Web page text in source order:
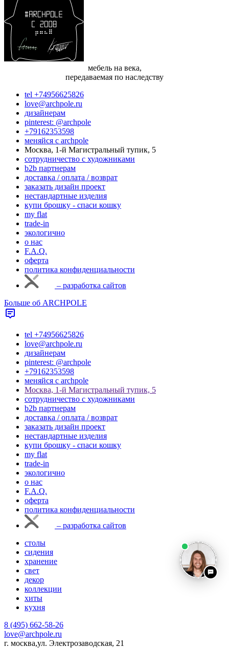
мебель на века,
передаваемая по наследству
tel +74956625826
love@archpole.ru
дизайнерам
pinterest: @archpole
+79162353598
меняйся с аrchpole
Москва, 1-й Магистральный тупик, 5
cотрудничество с художниками
b2b партнерам
доставка / оплата / возврат
заказать дизайн проект
нестандартные изделия
купи брошку - спаси кошку
my flat
trade-in
экологично
о нас
F.A.Q.
оферта
политика конфиденциальности
– разработка сайтов
Больше об ARCHPOLE
tel +74956625826
love@archpole.ru
дизайнерам
pinterest: @archpole
+79162353598
меняйся с аrchpole
Москва, 1-й Магистральный тупик, 5
cотрудничество с художниками
b2b партнерам
доставка / оплата / возврат
заказать дизайн проект
нестандартные изделия
купи брошку - спаси кошку
my flat
trade-in
экологично
о нас
F.A.Q.
оферта
политика конфиденциальности
– разработка сайтов
столы
сидения
хранение
свет
декор
коллекции
хиты
кухня
8 (495) 662-58-26
love@archpole.ru
г. москва,ул. Электрозаводская, 21